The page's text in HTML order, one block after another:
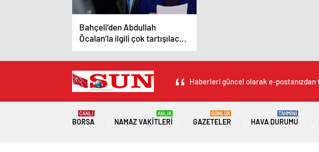
Bahçeli’den Abdullah
Öcalan’la ilgili çok tartışılacak
yeni çağrı
Haberleri güncel olarak e-postanızdan
BORSA
CANLI
NAMAZ VAKITLERI
ANLIK
GAZETELER
GÜNLÜK
HAVA DURUMU
TAHMİNİ